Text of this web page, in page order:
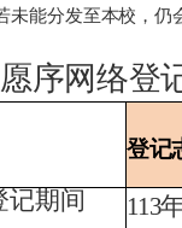
未能分发至本校，仍
序网络登
登记
记期间 113